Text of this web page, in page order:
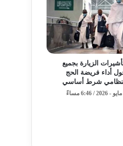
الزيارة بجميع
أداء فريضة الحج
شرط أساسي